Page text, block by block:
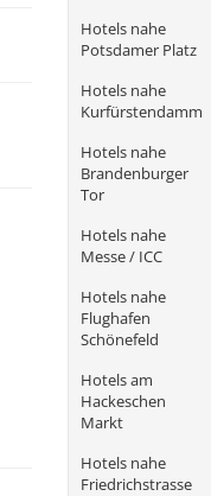
Hotels nahe
Potsdamer Platz
Hotels nahe
Kurfürstendamm
Hotels nahe
Brandenburger
Tor
Hotels nahe
Messe / ICC
Hotels nahe
Flughafen
Schönefeld
Hotels am
Hackeschen
Markt
Hotels nahe
Friedrichstrasse